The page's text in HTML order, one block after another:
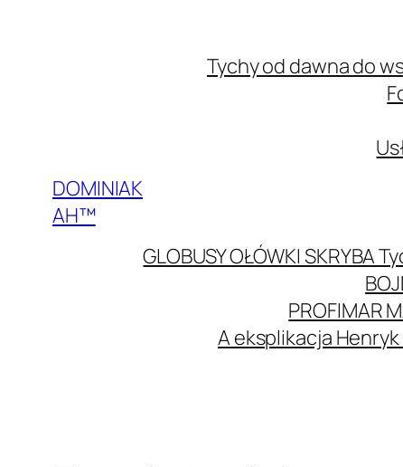
DOMINIAK
AH™
Tychy od dawna do
GLOBUSY OŁÓWKI SKRYBA
PROFIMAR
A eksplikacja